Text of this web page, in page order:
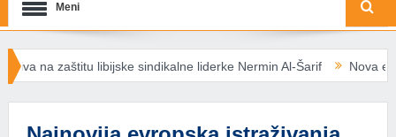
Meni
sindikalne liderke Nermin Al-Šarif Nova energetska pravila